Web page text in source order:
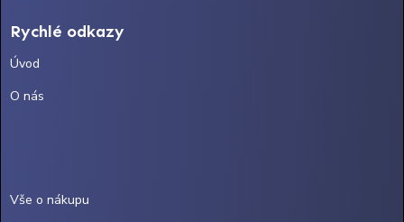
Rychlé odkazy
Úvod
O nás
Vše o nákupu